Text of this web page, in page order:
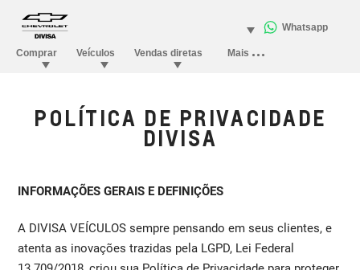
POLÍTICA DE PRIVACIDADE
DIVISA
INFORMAÇÕES GERAIS E DEFINIÇÕES
A DIVISA VEÍCULOS sempre pensando em seus clientes, e
atenta as inovações trazidas pela LGPD, Lei Federal